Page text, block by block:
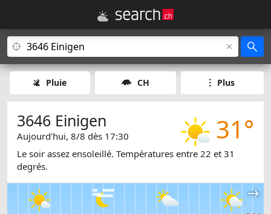
Pluie CH Plus
31°
3646 Einigen
Aujourd'hui, 8/8 dès 17:30
Le soir assez ensoleillé. Températures entre 22 et 31
degrés.